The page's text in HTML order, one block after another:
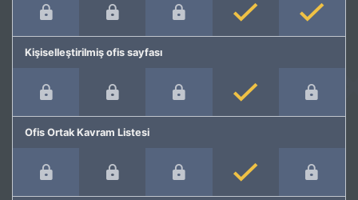
Kişiselleştirilmiş ofis sayfası
Ofis Ortak Kavram Listesi